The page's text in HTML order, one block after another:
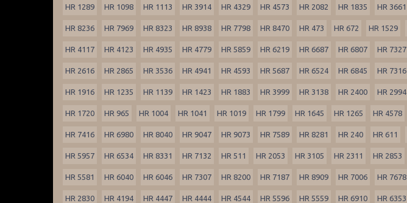
HR 1289 HR 1098 HR 1113 HR 3914 HR 4329 HR 4573 HR 2082 HR 1835 HR 3661
HR 8236 HR 7969 HR 8323 HR 8938 HR 7798 HR 8470 HR 473 HR 672 HR 1529
HR 4117 HR 4123 HR 4935 HR 4779 HR 5859 HR 6219 HR 6687 HR 6807 HR 7327
HR 2616 HR 2865 HR 3536 HR 4941 HR 4593 HR 5687 HR 6524 HR 6845 HR 7316
HR 1916 HR 1235 HR 1139 HR 1423 HR 1883 HR 3999 HR 3138 HR 2400 HR 2994
HR 1720 HR 965 HR 1004 HR 1041 HR 1019 HR 1799 HR 1645 HR 1265 HR 4578
HR 7416 HR 6980 HR 8040 HR 9047 HR 9073 HR 7589 HR 8281 HR 240 HR 611
HR 5957 HR 6534 HR 8331 HR 7132 HR 511 HR 2053 HR 3105 HR 2311 HR 2853
HR 5581 HR 6040 HR 6046 HR 7307 HR 8200 HR 7187 HR 8909 HR 7006 HR 7678
HR 2830 HR 4194 HR 4447 HR 4444 HR 4544 HR 5596 HR 5559 HR 6910 HR 6353